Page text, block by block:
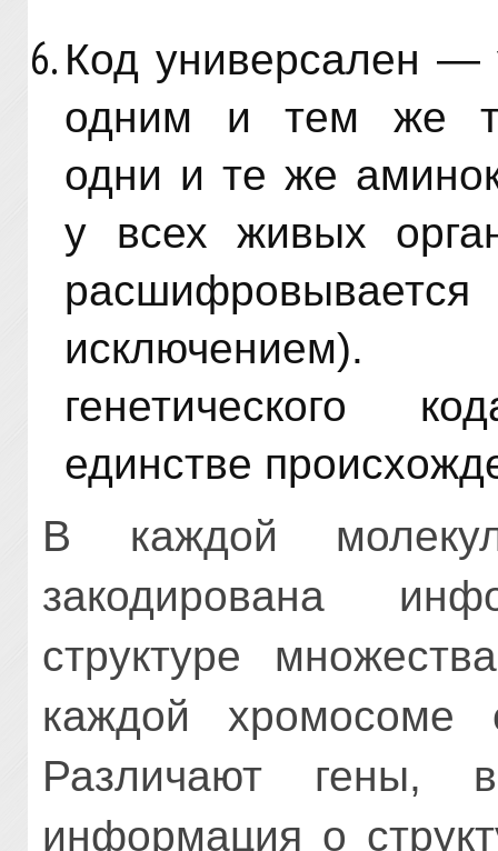
Код универсален —
одним и тем же
одни и те же
у всех живых
генетического
единстве
В каждой
закодирована
структуре
каждой хромосоме
Различают гены,
информация о